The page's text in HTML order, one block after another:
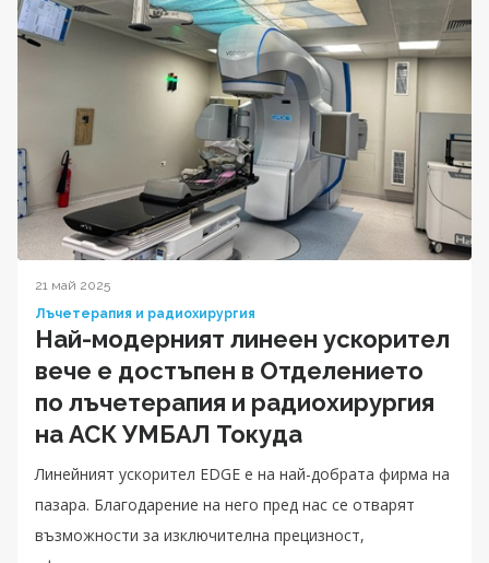
21 май 2025
Лъчетерапия и радиохирургия
Най-модерният линеен ускорител
вече е достъпен в Отделението
по лъчетерапия и радиохирургия
на АСК УМБАЛ Токуда
Линейният ускорител EDGE е на най-добрата фирма на
пазара. Благодарение на него пред нас се отварят
възможности за изключителна прецизност,